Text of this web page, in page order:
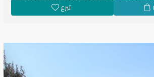
تبرع